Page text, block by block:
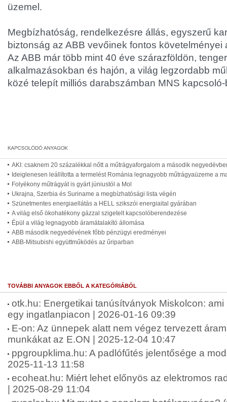
üzemel.
Megbízhatóság, rendelkezésre állás, egyszerű
biztonság az ABB vevőinek fontos követelményei
Az ABB már több mint 40 éve szárazföldön,
alkalmazásokban és hajón, a világ legzordabb
közé telepít milliós darabszámban MNS
AKI: csaknem 20 százalékkal nőtt a műtrágyaforgalom a második
Ideiglenesen leállította a termelést Románia legnagyobb műtrágyaüzeme a
Folyékony műtrágyát is gyárt júniustól a Mol
Ukrajna, Szerbia és Suriname a megbízhatósági lista végén
Szünetmentes energiaellátás a HELL szikszói energiaital gyárában
A világ első ökohatékony gázzal szigetelt kapcsolóberendezése
Épül a világ legnagyobb áramátalakító állomása
ABB második negyedévének főbb pénzügyi eredményei
ABB-Mitsubishi együttműködés az űriparban
TOVÁBBI ANYAGOK EBBŐL A KATEGÓRIÁBÓL
otk.hu: Energetikai tanúsítványok Miskolcon:
egy ingatlanpiacon | 2026-01-16 09:39
E-on: Az ünnepek alatt nem végez tervezett
munkákat az E.ON | 2025-12-04 10:47
ppgroupklima.hu: A padlófűtés jelentősége a
2025-11-13 11:58
ecoheat.hu: Miért lehet előnyös az elektromos
| 2025-08-29 11:04